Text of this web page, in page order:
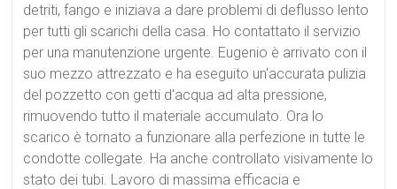
detriti, fango e iniziava a dare problemi di deflusso lento
per tutti gli scarichi della casa. Ho contattato il servizio
per una manutenzione urgente. Eugenio è arrivato con il
suo mezzo attrezzato e ha eseguito un'accurata pulizia
del pozzetto con getti d'acqua ad alta pressione,
rimuovendo tutto il materiale accumulato. Ora lo
scarico è tornato a funzionare alla perfezione in tutte le
condotte collegate. Ha anche controllato visivamente lo
stato dei tubi. Lavoro di massima efficacia e